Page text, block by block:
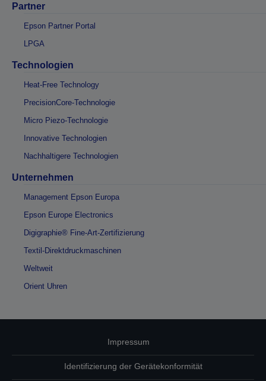
Partner
Epson Partner Portal
LPGA
Technologien
Heat-Free Technology
PrecisionCore-Technologie
Micro Piezo-Technologie
Innovative Technologien
Nachhaltigere Technologien
Unternehmen
Management Epson Europa
Epson Europe Electronics
Digigraphie® Fine-Art-Zertifizierung
Textil-Direktdruckmaschinen
Weltweit
Orient Uhren
Impressum
Identifizierung der Gerätekonformität